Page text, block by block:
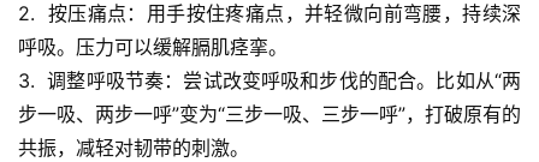
页
专
题
列
2. 按压痛点 ：用手按住疼痛点，并轻微向前弯腰，持续深
呼吸。压力可以缓解膈肌痉挛。
3. 调整呼吸节奏：尝试改变呼吸和步伐的配合。比如从“两
步一吸、两步一呼”变为“三步一吸、三步一呼”，打破原有的
共振，减轻对韧带的刺激。